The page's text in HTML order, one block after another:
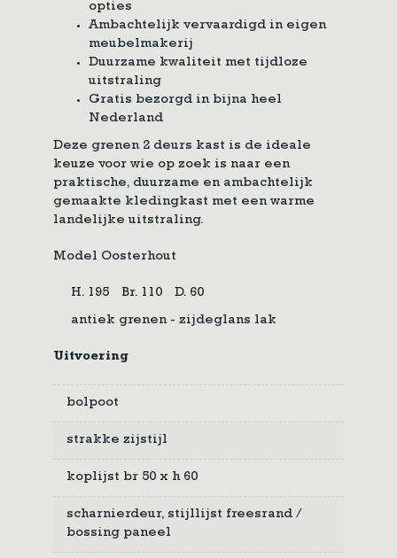
opties
Ambachtelijk vervaardigd in eigen
meubelmakerij
Duurzame kwaliteit met tijdloze
uitstraling
Gratis bezorgd in bijna heel
Nederland
Deze grenen 2 deurs kast is de ideale
keuze voor wie op zoek is naar een
praktische, duurzame en ambachtelijk
gemaakte kledingkast met een warme
landelijke uitstraling.
Model Oosterhout
H. 195 Br. 110 D. 60
antiek grenen - zijdeglans lak
Uitvoering
bolpoot
strakke zijstijl
koplijst br 50 x h 60
scharnierdeur, stijllijst freesrand /
bossing paneel